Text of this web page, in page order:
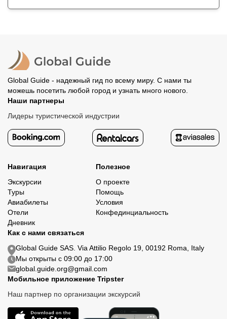
Global Guide - надежный гид по всему миру. С нами ты
можешь посетить любой город и узнать много нового.
Наши партнеры
Лидеры туристической индустрии
Навигация
Экскурсии
Туры
Авиабилеты
Отели
Дневник
Полезное
О проекте
Помощь
Условия
Конфединциальность
Как с нами связаться
Global Guide SAS. Via Attilio Regolo 19, 00192 Roma, Italy
Мы открыты с 09:00 до 17:00
global.guide.org@gmail.com
Мобильное приложение Tripster
Наш партнер по организации экскурсий